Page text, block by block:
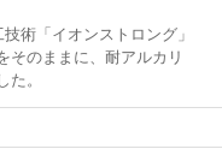
術「イオンストロング」
そのままに、耐アルカリ
。